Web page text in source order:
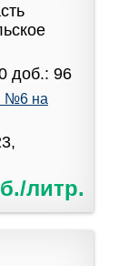
доб.: 96
№6 на
литр.